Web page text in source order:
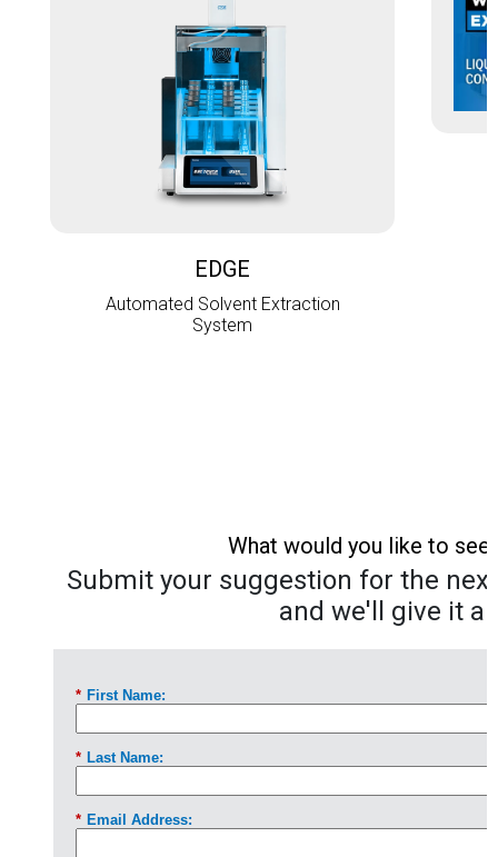
EDGE
Automated Solvent Extraction
System
What would you like to
Submit your suggestion for the
and we'll give it a